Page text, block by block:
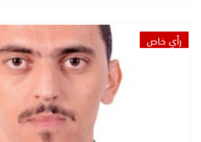
رأي خاص